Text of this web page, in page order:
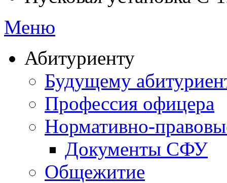
Меню
Абитуриенту
Будущему
Профессия офицера
Нормативно-
Документы СФУ
Общежитие